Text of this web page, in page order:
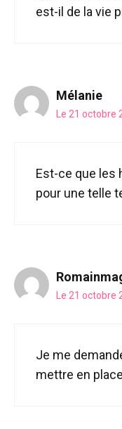
est-il de la vie
Mélanie
Le 21 octobre
Est-ce que les
pour une telle
Le 21 octobre
Je me
mettre en